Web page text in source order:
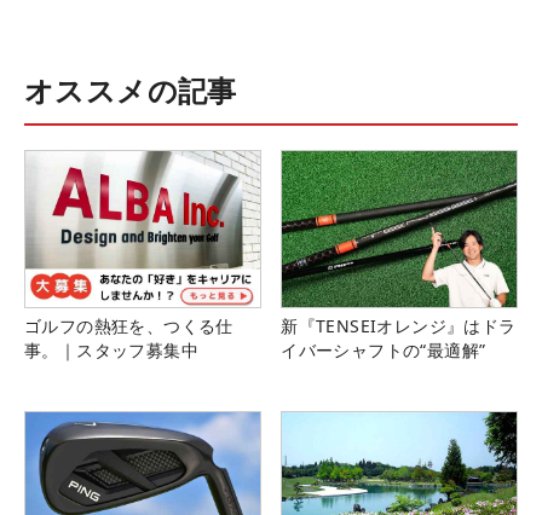
オススメの記事
ゴルフの熱狂を、つくる仕
事。｜スタッフ募集中
新『TENSEIオレンジ』はドラ
イバーシャフトの“最適解”